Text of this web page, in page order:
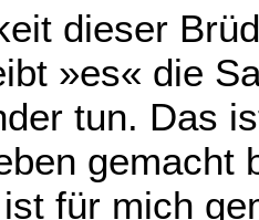
dieser
»es« die
tun. Das
gemacht
für mich